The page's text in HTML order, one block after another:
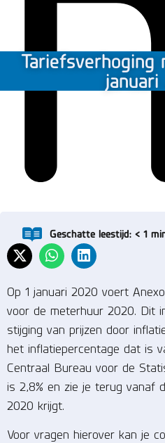
Tariefsverhoging
Geschatte leestijd: < 1
Op 1 januari 2020 voert
voor de meterhuur 2020. Dit
stijging van prijzen door
het inflatiepercentage dat is
Centraal Bureau voor de
is 2,8% en zie je terug vanaf
2020 krijgt.
Voor vragen hierover kan je